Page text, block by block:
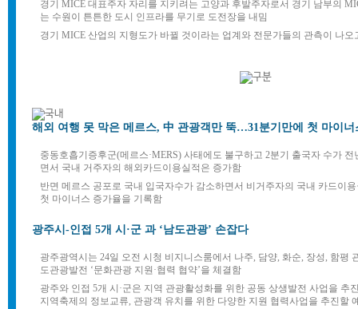
경기 MICE 대표주자 자리를 지키려는 고양과 후발주자로서 경기 남부의
는 수원이 튼튼한 도시 인프라를 무기로 도전장을 내밈
경기 MICE 산업의 지형도가 바뀔 것이라는 업계와 전문가들의 관측이 나오
해외 여행 못 막은 메르스, 中 관광객만 뚝…31분기만에 첫 마이너
중동호흡기증후군(메르스·MERS) 사태에도 불구하고 2분기 출국자 수가 전
면서 국내 거주자의 해외카드이용실적은 증가함
반면 메르스 공포로 국내 입국자수가 감소하면서 비거주자의 국내 카드이
첫 마이너스 증가율을 기록함
광주시-인접 5개 시·군 과 ‘남도관광’ 손잡다
광주광역시는 24일 오전 시청 비지니스룸에서 나주, 담양, 화순, 장성, 함평
도관광발전 ‘문화관광 지원·협력 협약’을 체결함
광주와 인접 5개 시·군은 지역 관광활성화를 위한 공동 상생발전 사업을 추
지역축제의 정보교류, 관광객 유치를 위한 다양한 지원 협력사업을 추진할